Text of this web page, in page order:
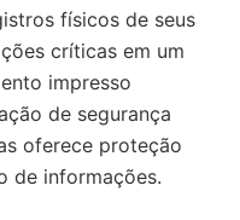
físicos de seus
críticas em um
impresso
de segurança
oferece proteção
de informações.